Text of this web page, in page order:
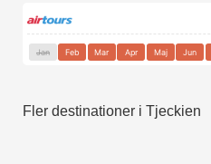
Jan Feb Mar Apr Maj Jun
Fler destinationer i Tjeckien